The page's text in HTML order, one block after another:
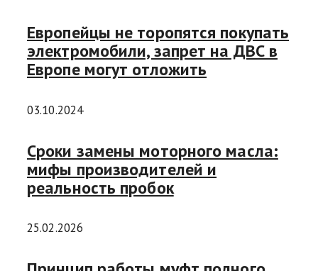
Европейцы не торопятся покупать
электромобили, запрет на ДВС в
Европе могут отложить
03.10.2024
Сроки замены моторного масла:
мифы производителей и
реальность пробок
25.02.2026